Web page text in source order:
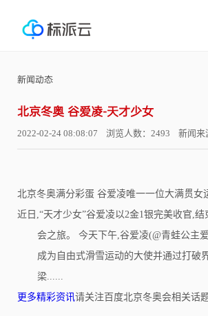
新闻动态
北京冬奥 谷爱凌-天才少女
2022-02-24 08:08:07 浏览人数：2493 新闻来
北京冬奥满分彩蛋 谷爱凌唯一一位大满贯女
近日,“天才少女”谷爱凌以2金1银完美收官,
会之旅。 今天下午,谷爱凌(@青蛙公主
成为自由式滑雪运动的大使并通过打破
梁......
更多精彩资讯请关注百度北京冬奥会相关话题